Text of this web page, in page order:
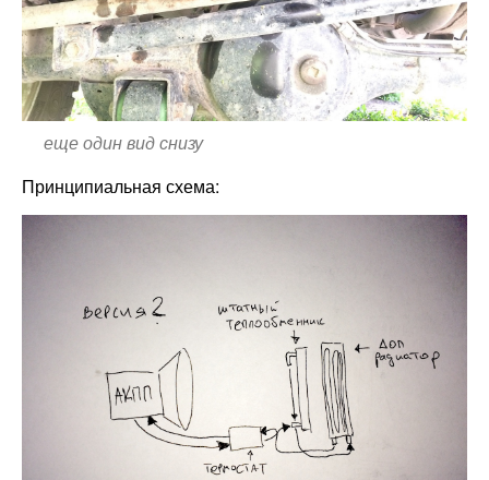
еще один вид снизу
Принципиальная схема: